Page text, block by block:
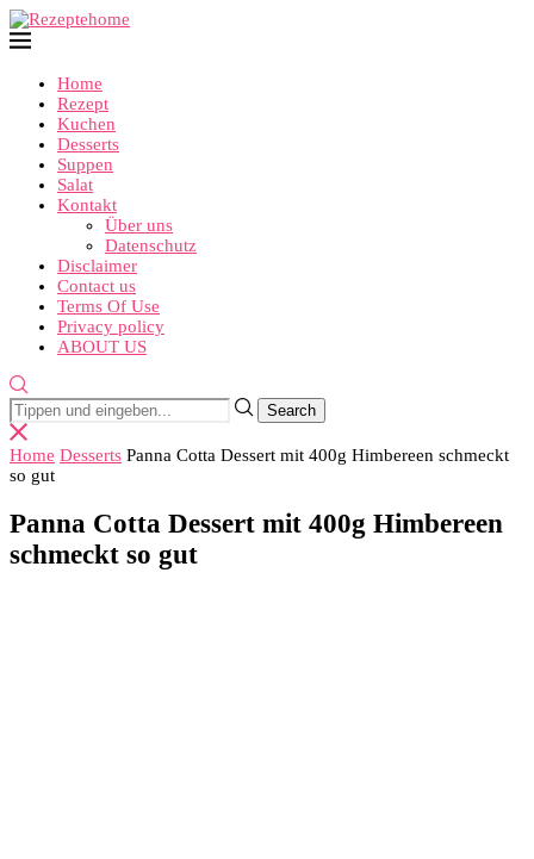
Home
Rezept
Kuchen
Desserts
Suppen
Salat
Kontakt
Über uns
Datenschutz
Disclaimer
Contact us
Terms Of Use
Privacy policy
ABOUT US
Home Desserts Panna Cotta Dessert mit 400g Himbereen schmeckt
so gut
Panna Cotta Dessert mit 400g Himbereen
schmeckt so gut